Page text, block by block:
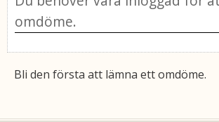
Bli den första att lämna ett omdöme.